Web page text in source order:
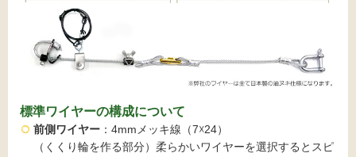
標準ワイヤーの構成について
前側ワイヤー ：4mmメッキ線（7☓24）
（くくり輪を作る部分）柔らかいワイヤーを選択するとスピ